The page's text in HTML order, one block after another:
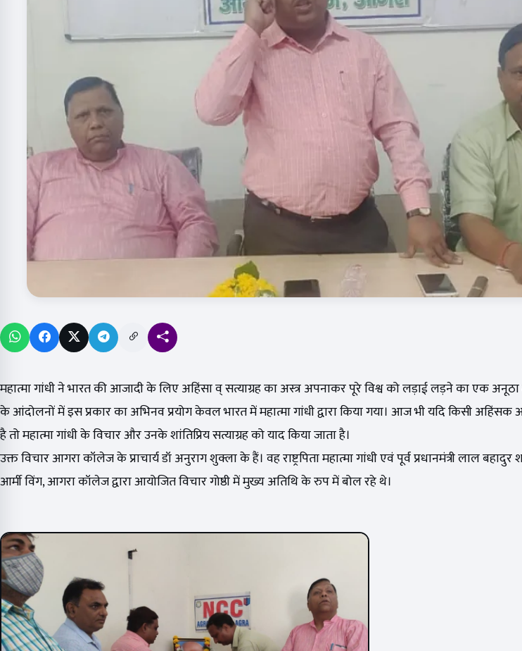
महात्मा गांधी ने भारत की आजादी के लिए अहिंसा व् सत्याग्रह का अस्त्र अपनाकर पूरे विश्व को लड़ाई लड़ने का एक अनूठा
के आंदोलनों में इस प्रकार का अभिनव प्रयोग केवल भारत में महात्मा गांधी द्वारा किया गया। आज भी यदि किसी अहिंसक
है तो महात्मा गांधी के विचार और उनके शांतिप्रिय सत्याग्रह को याद किया जाता है।
उक्त विचार आगरा कॉलेज के प्राचार्य डॉ अनुराग शुक्ला के हैं। वह राष्ट्रपिता महात्मा गांधी एवं पूर्व प्रधानमंत्री लाल
आर्मी विंग, आगरा कॉलेज द्वारा आयोजित विचार गोष्ठी में मुख्य अतिथि के रुप में बोल रहे थे।